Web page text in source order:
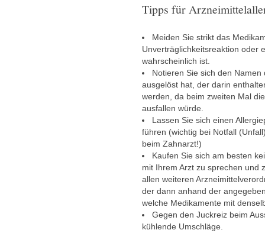
Tipps für
Meiden Sie strikt das
Unverträglichkeitsreaktion oder
wahrscheinlich ist.
Notieren Sie sich den
ausgelöst hat, der darin
werden, da beim zweiten Mal
ausfallen würde.
Lassen Sie sich einen
führen (wichtig bei Notfall
beim Zahnarzt!)
Kaufen Sie sich am besten
mit Ihrem Arzt zu sprechen und
allen weiteren
der dann anhand der
welche Medikamente mit
Gegen den Juckreiz beim
kühlende Umschläge.